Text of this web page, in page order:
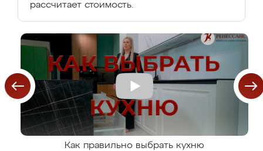
рассчитает стоимость.
Как правильно выбрать кухню